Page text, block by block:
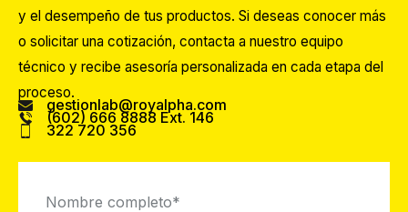
y el desempeño de tus productos. Si deseas conocer más
o solicitar una cotización, contacta a nuestro equipo
técnico y recibe asesoría personalizada en cada etapa del
proceso.
gestionlab@royalpha.com
(602) 666 8888 Ext. 146
322 720 356
Nombre completo*